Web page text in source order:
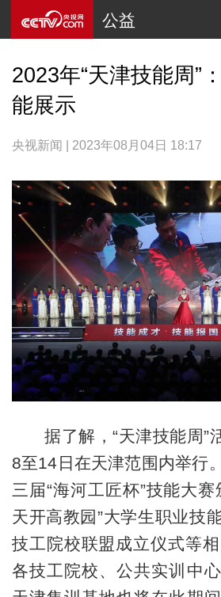
公益
2023年“天津技能周”
能展示
央视新闻 | 2023年08月04日 18:17
据了解，“天津技能周”
8至14日在天津范围内举行
三届“海河工匠杯”技能大
天开高教园”大学生职业技
技工院校联盟成立仪式等相
各技工院校、公共实训中